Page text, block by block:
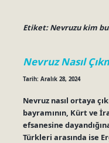
Etiket:Nevruzu kim
Nevruz Nasıl
Tarih: Aralık 28, 2024
Nevruz nasıl ortaya
bayramının, Kürt ve
efsanesine
Türkleri arasında ise